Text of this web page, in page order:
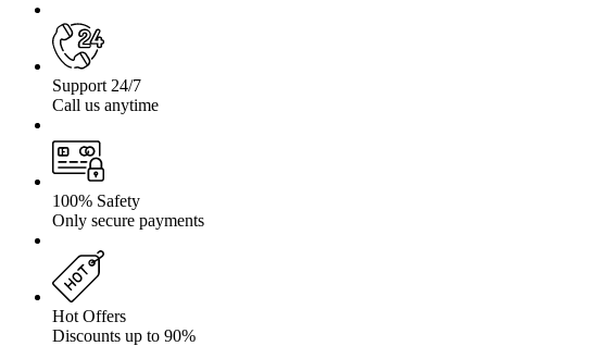
Support 24/7
Call us anytime
100% Safety
Only secure payments
Hot Offers
Discounts up to 90%